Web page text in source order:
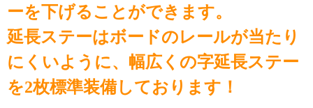
ーを下げることができます。
延長ステーはボードのレールが当たり
にくいように、幅広くの字延長ステー
を2枚標準装備しております！